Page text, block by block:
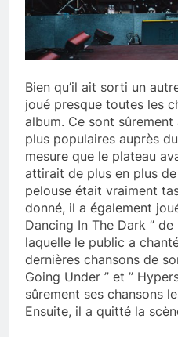
Bien qu’il ait sorti un
joué presque toutes les
album. Ce sont sûrement
plus populaires auprès
mesure que le plateau
attirait de plus en plus
pelouse était vraiment
donné, il a également
Dancing In The Dark ”
laquelle le public a
dernières chansons de
Going Under ” et ”
sûrement ses chansons
Ensuite, il a quitté la